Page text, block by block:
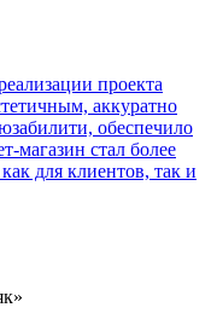
проекта
аккуратно
обеспечило
магазин стал более
для клиентов, так и